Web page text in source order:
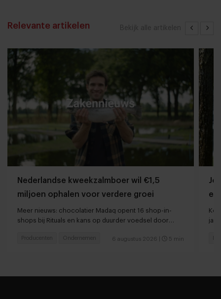
Bekijk alle artikelen
Relevante artikelen
Nederlandse kweekzalmboer wil €1,5
miljoen ophalen voor verdere groei
Meer nieuws: chocolatier Madaq opent 16 shop-in-
shops bij Rituals en kans op duurder voedsel door
6 augustus 2026 5 min
Producenten Ondernemen